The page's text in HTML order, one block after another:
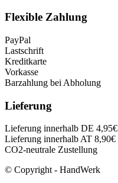
Flexible Zahlung
PayPal
Lastschrift
Kreditkarte
Vorkasse
Barzahlung bei Abholung
Lieferung
Lieferung innerhalb DE 4,95€
Lieferung innerhalb AT 8,90€
CO2-neutrale Zustellung
© Copyright - HandWerk